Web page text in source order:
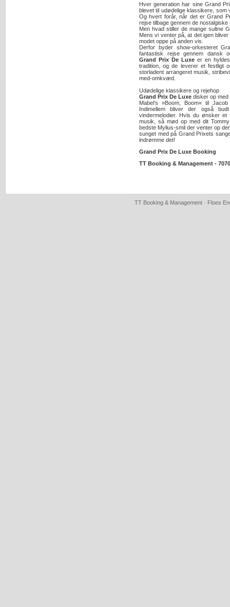
Hver generation har sine Grand
blevet til udødelige klassikere,
Og hvert forår, når det er Grand
rejse tilbage gennem de nostalgiske
Men hvad stiller de mange sultne
Mens vi venter på, at det igen
modet oppe på anden vis.
Derfor byder show-orkesteret
fantastisk rejse gennem dansk
Grand Prix De Luxeer en
tradition, og de leverer et festligt
storladent arrangeret musik,
med-omkvæd.
Udødelige klassikere og rejehop
Grand Prix De Luxe disker op
Mabel’s »Boom, Boom« til
Indimellem bliver der også
vindermelodier. Hvis du ønsker
musik, så mød op med dit
bedste Mylius-smil der venter op
sunget med på Grand Prixets
indrømme det!
Grand Prix De Luxe Booking
TT Booking & Management -
TT Booking & Management · Floes